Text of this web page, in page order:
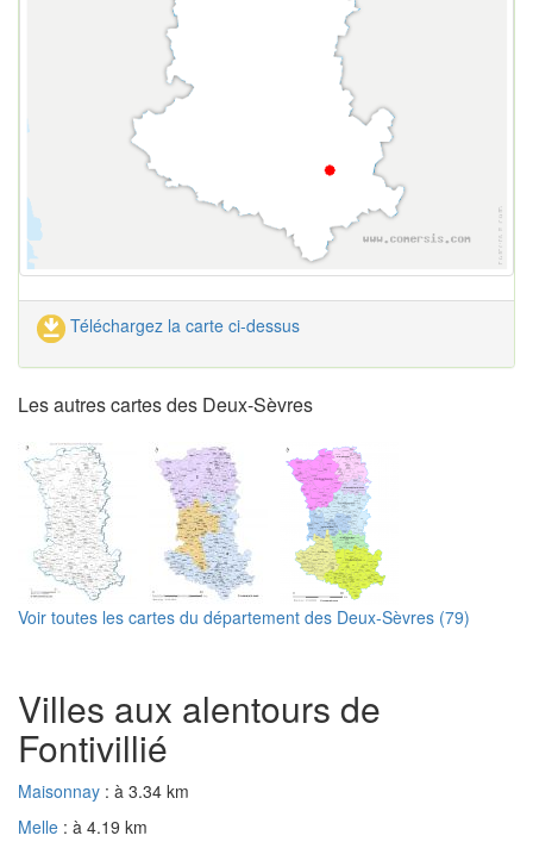
Téléchargez la carte ci-dessus
Les autres cartes des Deux-Sèvres
Voir toutes les cartes du département des Deux-Sèvres (79)
Villes aux alentours de
Fontivillié
Maisonnay : à 3.34 km
Melle : à 4.19 km